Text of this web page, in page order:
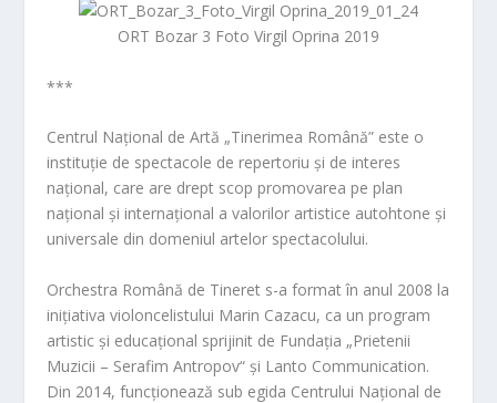
ORT Bozar 3 Foto Virgil Oprina 2019
***
Centrul Național de Artă „Tinerimea Română” este o
instituție de spectacole de repertoriu și de interes
național, care are drept scop promovarea pe plan
național și internațional a valorilor artistice autohtone și
universale din domeniul artelor spectacolului.
Orchestra Română de Tineret s-a format în anul 2008 la
inițiativa violoncelistului Marin Cazacu, ca un program
artistic și educațional sprijinit de Fundația „Prietenii
Muzicii – Serafim Antropov“ și Lanto Communication.
Din 2014, funcționează sub egida Centrului Național de